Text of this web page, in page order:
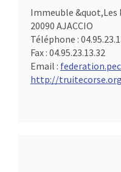
Immeuble &quot,Les
20090 AJACCIO
Téléphone :
Fax : 04.95.23.13.32
Email :
http://truitecorse.org